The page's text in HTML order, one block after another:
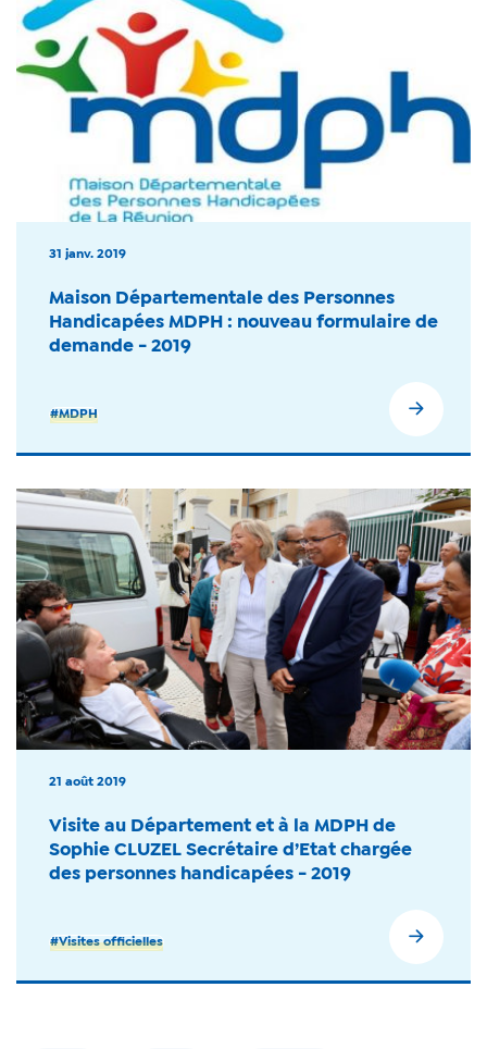
31 janv. 2019
Maison Départementale des Personnes
Handicapées MDPH : nouveau formulaire de
demande - 2019
#MDPH
21 août 2019
Visite au Département et à la MDPH de
Sophie CLUZEL Secrétaire d’Etat chargée
des personnes handicapées - 2019
#Visites officielles